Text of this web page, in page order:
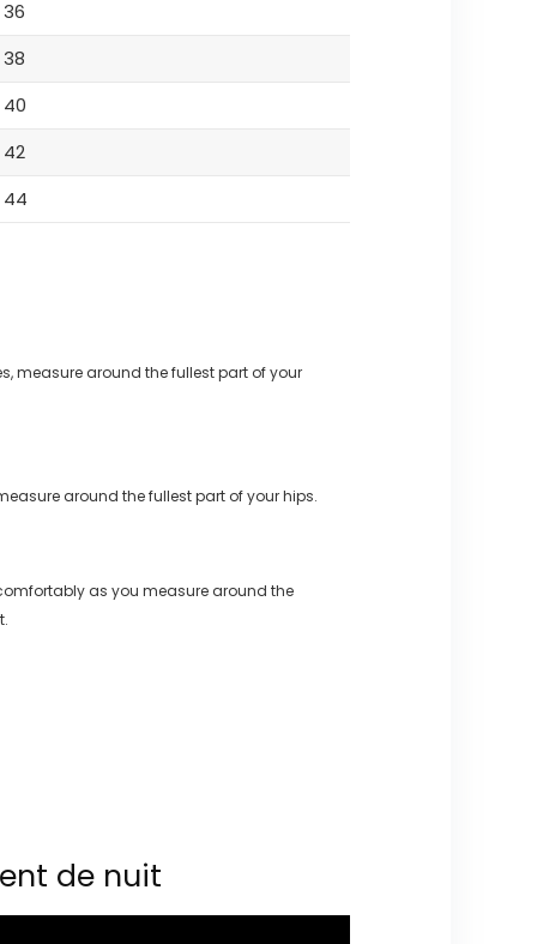
36
38
40
42
44
measure around the fullest part of your
around the fullest part of your hips.
as you measure around the
de nuit